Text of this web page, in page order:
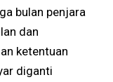
bulan penjara
dan
ketentuan
diganti